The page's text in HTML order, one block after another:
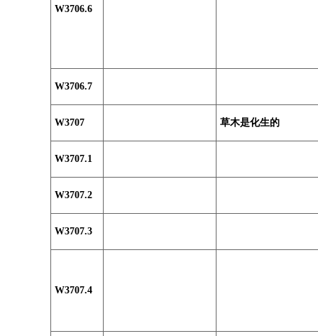
W3706.6
W3706.7
W3707 草木是化生的
W3707.1
W3707.2
W3707.3
W3707.4